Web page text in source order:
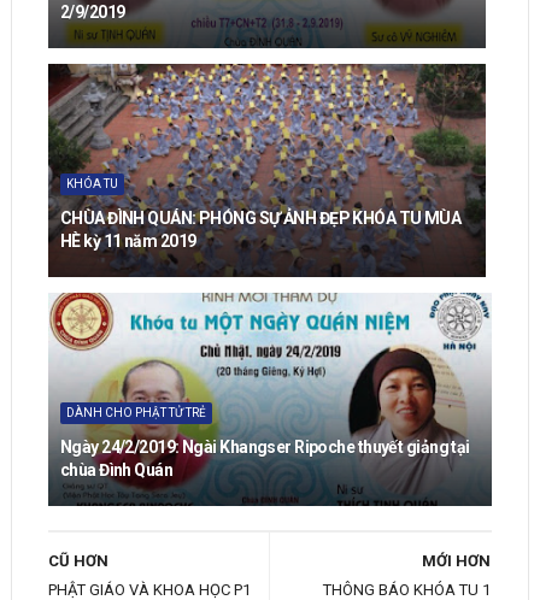
2/9/2019
KHÓA TU
CHÙA ĐÌNH QUÁN: PHÓNG SỰ ẢNH ĐẸP KHÓA TU MÙA
HÈ kỳ 11 năm 2019
DÀNH CHO PHẬT TỬ TRẺ
Ngày 24/2/2019: Ngài Khangser Ripoche thuyết giảng tại
chùa Đình Quán
MỚI HƠN
THÔNG BÁO KHÓA TU 1
CŨ HƠN
PHẬT GIÁO VÀ KHOA HỌC P1